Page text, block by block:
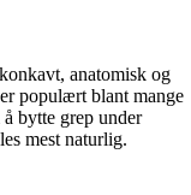
anatomisk og
populært blant mange
bytte grep under
mest naturlig.